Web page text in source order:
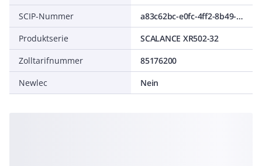
SCIP-Nummer
a83c62bc-e0fc-4ff2-8b49-67a633baba4a
Produktserie
SCALANCE XR502-32
Zolltarifnummer
85176200
Newlec
Nein